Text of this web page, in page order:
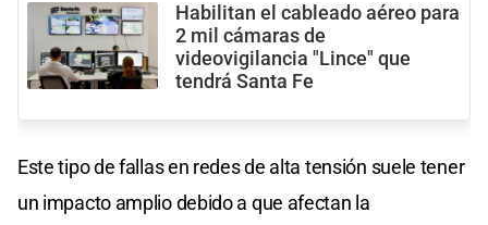
Habilitan el cableado aéreo para
2 mil cámaras de
videovigilancia "Lince" que
tendrá Santa Fe
Este tipo de fallas en redes de alta tensión suele tener
un impacto amplio debido a que afectan la